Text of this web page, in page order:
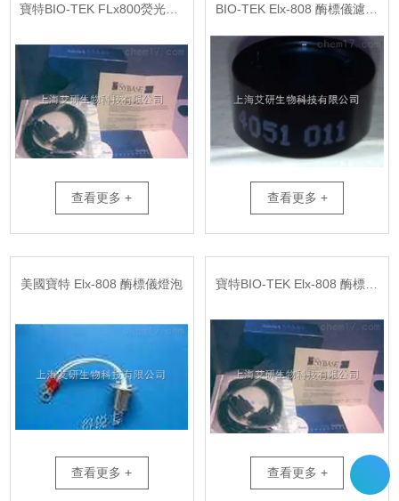
查看更多 +
BIO-TEK Elx-808 酶標儀濾光片
查看更多 +
美國寶特 Elx-808 酶標儀燈泡
查看更多 +
寶特BIO-TEK Elx-808 酶標儀配套中文軟件
查看更多 +